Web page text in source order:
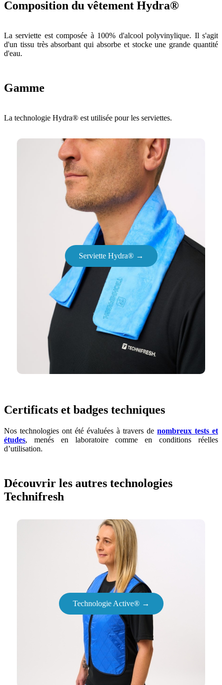
Composition du vêtement Hydra®
La serviette est composée à 100% d'alcool polyvinylique. Il s'agit
d'un tissu très absorbant qui absorbe et stocke une grande quantité
d'eau.
Gamme
La technologie Hydra® est utilisée pour les serviettes.
Serviette Hydra® →
Certificats et badges techniques
Nos technologies ont été évaluées à travers de nombreux tests et
études, menés en laboratoire comme en conditions réelles
d’utilisation.
Découvrir les autres technologies
Technifresh
Technologie Active® →